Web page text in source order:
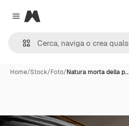
Close menu
Magnific
Home/Stock/Foto/Natura morta della p…